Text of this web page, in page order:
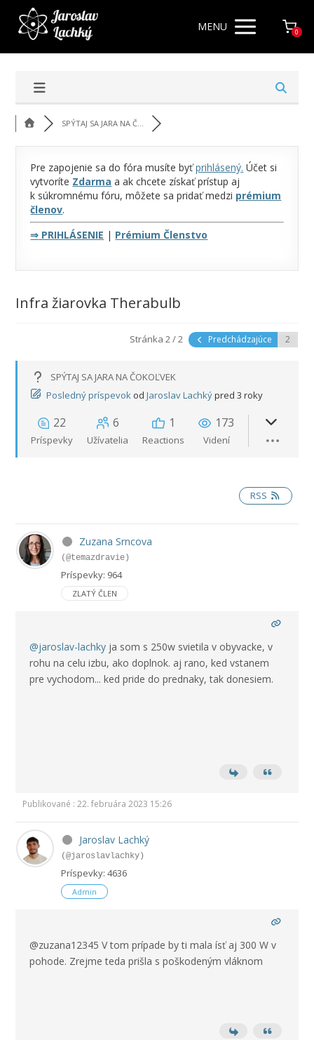
MENU 0
SPÝTAJ SA JARA NA Č...
Pre zapojenie sa do fóra musíte byťprihlásený. Účet si
vytvoríte Zdarma a ak chcete získať prístup aj
k súkromnému fóru, môžete sa pridať medzi prémium
členov.
⇒ PRIHLÁSENIE | Prémium Členstvo
Infra žiarovka Therabulb
Stránka 2 / 2 Predchádzajúce
SPÝTAJ SA JARA NA ČOKOĽVEK
Posledný príspevok od Jaroslav Lachkýpred 3 roky
22
Príspevky
6
Užívatelia
1
Reactions
173
Videní
RSS
Zuzana Srncova
(@temazdravie)
Príspevky: 964
ZLATÝ ČLEN
@jaroslav-lachky ja som s 250w svietila v obyvacke, v
rohu na celu izbu, ako doplnok. aj rano, ked vstanem
pre vychodom... ked pride do prednaky, tak donesiem.
Publikované : 22. februára 2023 15:26
Jaroslav Lachký
(@jaroslavlachky)
Príspevky: 4636
Admin
@zuzana12345 V tom prípade by ti mala ísť aj 300 W v
pohode. Zrejme teda prišla s poškodeným vláknom